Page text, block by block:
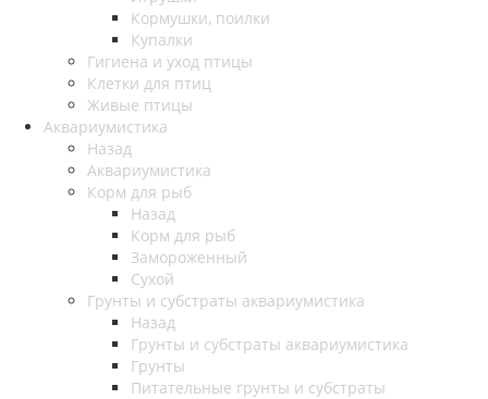
Кормушки, поилки
Купалки
Гигиена и уход птицы
Клетки для птиц
Живые птицы
Аквариумистика
Назад
Аквариумистика
Корм для рыб
Назад
Корм для рыб
Замороженный
Сухой
Грунты и субстраты аквариумистика
Назад
Грунты и субстраты аквариумистика
Грунты
Питательные грунты и субстраты